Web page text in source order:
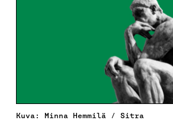
Kuva: Minna Hemmilä / Sitra